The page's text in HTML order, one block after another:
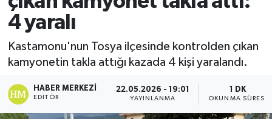
4 yaralı
Kastamonu'nun Tosya ilçesinde kontrolden çıkan
kamyonetin takla attığı kazada 4 kişi yaralandı.
HABER MERKEZI
EDITÖR
22.05.2026 - 19:01
YAYINLANMA
1 DK
OKUNMA SÜRESI
Ekonomi
Sağlık
Tokat Haber